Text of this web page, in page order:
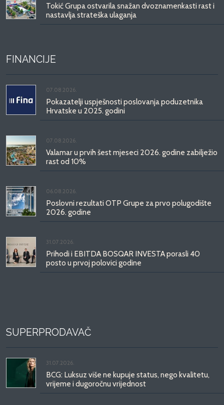
Tokić Grupa ostvarila snažan dvoznamenkasti rast i
nastavlja strateška ulaganja
FINANCIJE
07.08.2026.
Pokazatelji uspješnosti poslovanja poduzetnika
Hrvatske u 2025. godini
07.08.2026.
Valamar u prvih šest mjeseci 2026. godine zabilježio
rast od 10%
06.08.2026.
Poslovni rezultati OTP Grupe za prvo polugodište
2026. godine
31.07.2026.
Prihodi i EBITDA BOSQAR INVESTA porasli 40
posto u prvoj polovici godine
SUPERPRODAVAČ
31.07.2026.
BCG: Luksuz više ne kupuje status, nego kvalitetu,
vrijeme i dugoročnu vrijednost